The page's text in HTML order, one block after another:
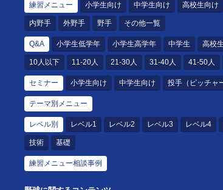
練習メニュー 小学生向け 中学生向け 高校生向け
内野手 外野手 野手 その他一覧
Q&A 小学生低学年 小学生高学年 中学生 高校生
10人以下 11-20人 21-30人 31-40人 41-50人
セミナー 小学生向け 中学生向け 投手（ピッチャ
テーマ別メニュー
レベル別 レベル1 レベル2 レベル3 レベル4
技術 基礎
練習メニュー相談事例